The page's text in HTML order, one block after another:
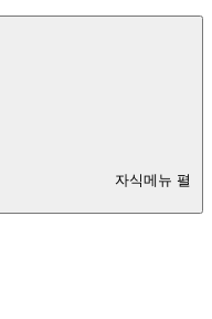
자식메뉴 펼